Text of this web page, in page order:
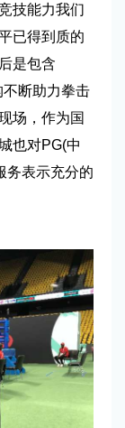
技能力我们
已得到质的
是包含
不断助力拳击
场，作为国
也对PG(中
务表示充分的